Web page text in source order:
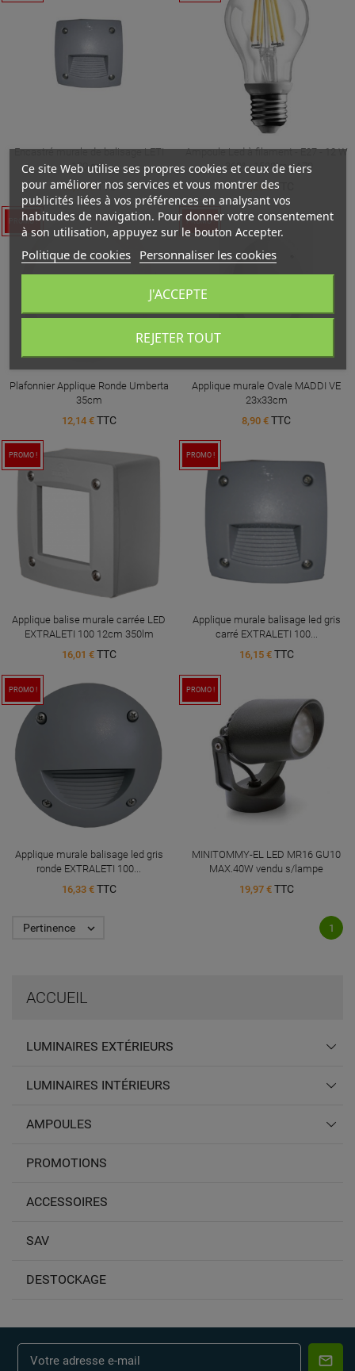
ACCUEIL
LUMINAIRES EXTÉRIEURS
LUMINAIRES INTÉRIEURS
AMPOULES
PROMOTIONS
ACCESSOIRES
SAV
DESTOCKAGE
Encastré murale de balisage LETI
100 gris
13,90 €TTC
Ampoule Led à filament - E27 - 12 W
- 360° - 1500lm - A70
15,26 €TTC
PROMO !
Plafonnier Applique Ronde Umberta
35cm
12,14 € TTC
PROMO !
Applique murale Ovale MADDI VE
23x33cm
8,90 € TTC
PROMO !
Applique balise murale carrée LED
EXTRALETI 100 12cm 350lm
16,01 € TTC
PROMO !
Applique murale balisage led gris
carré EXTRALETI 100...
16,15 € TTC
PROMO !
Applique murale balisage led gris
ronde EXTRALETI 100...
16,33 € TTC
PROMO !
MINITOMMY-EL LED MR16 GU10
MAX.40W vendu s/lampe
19,97 € TTC
Pertinence  1
Ce site Web utilise ses propres cookies et ceux de tiers
pour améliorer nos services et vous montrer des
publicités liées à vos préférences en analysant vos
habitudes de navigation. Pour donner votre consentement
à son utilisation, appuyez sur le bouton Accepter.
Politique de cookies Personnaliser les cookies
REJETER TOUT
J'ACCEPTE